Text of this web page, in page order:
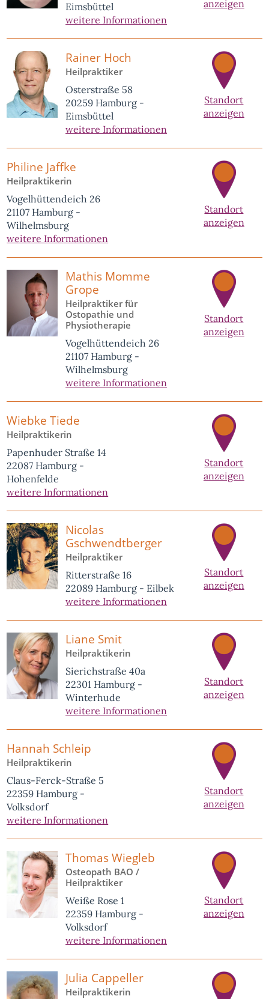
Eimsbüttel
weitere Informationen
anzeigen
Rainer Hoch
Heilpraktiker
Osterstraße 58
20259 Hamburg -
Eimsbüttel
weitere Informationen
Standort
anzeigen
Philine Jaffke
Heilpraktikerin
Vogelhüttendeich 26
21107 Hamburg -
Wilhelmsburg
weitere Informationen
Standort
anzeigen
Mathis Momme
Grope
Heilpraktiker für
Ostopathie und
Physiotherapie
Vogelhüttendeich 26
21107 Hamburg -
Wilhelmsburg
weitere Informationen
Standort
anzeigen
Wiebke Tiede
Heilpraktikerin
Papenhuder Straße 14
22087 Hamburg -
Hohenfelde
weitere Informationen
Standort
anzeigen
Nicolas
Gschwendtberger
Heilpraktiker
Ritterstraße 16
22089 Hamburg - Eilbek
weitere Informationen
Standort
anzeigen
Liane Smit
Heilpraktikerin
Sierichstraße 40a
22301 Hamburg -
Winterhude
weitere Informationen
Standort
anzeigen
Hannah Schleip
Heilpraktikerin
Claus-Ferck-Straße 5
22359 Hamburg -
Volksdorf
weitere Informationen
Standort
anzeigen
Thomas Wiegleb
Osteopath BAO /
Heilpraktiker
Weiße Rose 1
22359 Hamburg -
Volksdorf
weitere Informationen
Standort
anzeigen
Julia Cappeller
Heilpraktikerin